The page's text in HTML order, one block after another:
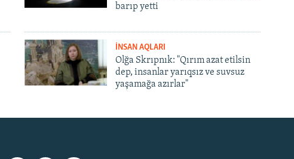
barıp yetti
İNSAN AQLARI
Olğa Skrıpnık: "Qırım azat etilsin
dep, insanlar yarıqsız ve suvsuz
yaşamağa azırlar"